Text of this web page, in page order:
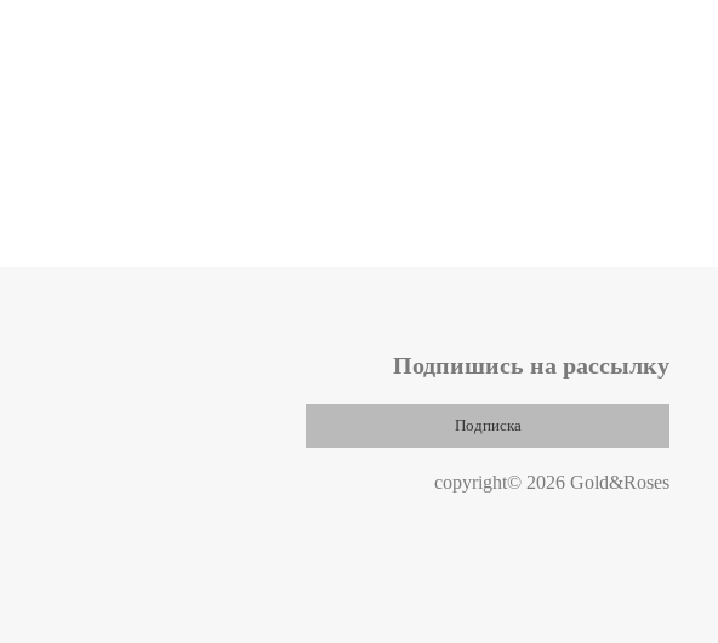
Подпишись на рассылку
Подписка
copyright© 2026 Gold&Roses